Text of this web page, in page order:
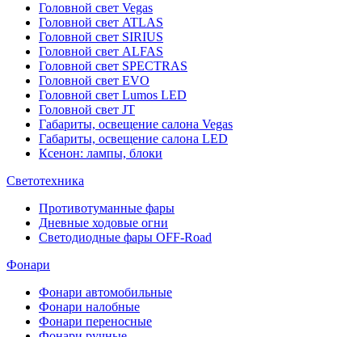
Головной свет Vegas
Головной свет ATLAS
Головной свет SIRIUS
Головной свет ALFAS
Головной свет SPECTRAS
Головной свет EVO
Головной свет Lumos LED
Головной свет JT
Габариты, освещение салона Vegas
Габариты, освещение салона LED
Ксенон: лампы, блоки
Светотехника
Противотуманные фары
Дневные ходовые огни
Светодиодные фары OFF-Road
Фонари
Фонари автомобильные
Фонари налобные
Фонари переносные